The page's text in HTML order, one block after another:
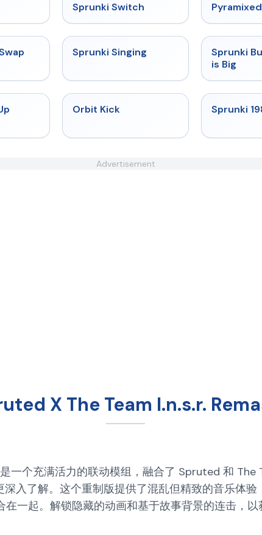
Sprunki Switch
★ 4.5 Sprunki Singing
Sprunki
is Big
Orbit Kick Sprunki
Advertisement
X The Team I.n.s.r.
一个充满活力的联动模组，融合了 Spruted 和 The
入了解。这个重制版提供了混乱但精致的音乐体
一起。解锁隐藏的动画和基于故事背景的连击，